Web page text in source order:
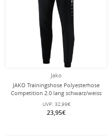
Jako
JAKO Trainingshose Polyesterhose
Competition 2.0 lang schwarz/weiss
Kinder
UVP: 32,99€
23,95€